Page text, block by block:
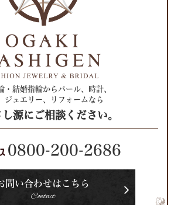
・結婚指輪からパール、時計、
ジュエリー、リフォームなら
源にご相談ください。
0800-200-2686
問い合わせはこちら
Contact